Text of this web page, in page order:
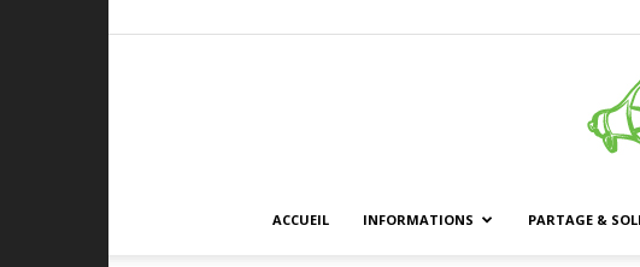
ACCUEIL INFORMATIONS PARTAGE &